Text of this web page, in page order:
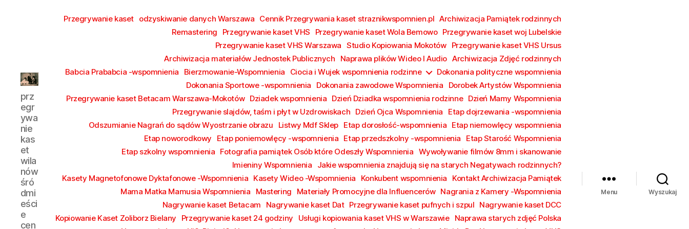
kaset
wilanów
śródmieście
piaseczno
prz
egr
ywa
nie
kas
et
wila
nów
śró
dmi
eści
e
cen
Przegrywanie kaset odzyskiwanie danych Warszawa Cennik Przegrywania kaset straznikwspomnien.pl Archiwizacja Pamiątek rodzinnych
Remastering
Przegrywanie kaset VHS Przegrywanie kaset Wola Bemowo Przegrywanie kaset woj Lubelskie
Przegrywanie kaset VHS Warszawa Studio Kopiowania Mokotów Przegrywanie kaset VHS Ursus
Archiwizacja materiałów Jednostek Publicznych
Naprawa plików Wideo I Audio Archiwizacja Zdjęć rodzinnych
Babcia Prababcia -wspomnienia
Bierzmowanie-Wspomnienia Ciocia i Wujek wspomnienia rodzinne
Dokonania polityczne wspomnienia
Dokonania Sportowe -wspomnienia
Dokonania zawodowe Wspomnienia
Dorobek Artystów Wspomnienia
Przegrywanie kaset Betacam Warszawa-Mokotów Dziadek wspomnienia Dzień Dziadka wspomnienia rodzinne Dzień Mamy Wspomnienia
Przegrywanie slajdów, taśm i płyt w Uzdrowiskach Dzień Ojca Wspomnienia
Etap dojrzewania -wspomnienia
Odszumianie Nagrań do sądów Wyostrzanie obrazu
Listwy Mdf Sklep Etap dorosłość-wspomnienia Etap niemowlęcy wspomnienia
Etap noworodkowy
Etap poniemowlęcy -wspomnienia Etap przedszkolny -wspomnienia
Etap Starość Wspomnienia
Etap szkolny wspomnienia Fotografia pamiątek Osób które Odeszły Wspomnienia Wywoływanie filmów 8mm i skanowanie
Imieniny Wspomnienia
Jakie wspomnienia znajdują się na starych Negatywach rodzinnych?
Kasety Magnetofonowe Dyktafonowe -Wspomnienia Kasety Wideo -Wspomnienia Konkubent wspomnienia
Kontakt Archiwizacja Pamiątek
Mama Matka Mamusia Wspomnienia
Mastering Materiały Promocyjne dla Influencerów Nagrania z Kamery -Wspomnienia
Nagrywanie kaset Betacam
Nagrywanie kaset Dat Przegrywanie kaset pufnych i szpul Nagrywanie kaset DCC
Kopiowanie Kaset Zoliborz Bielany
Przegrywanie kaset 24 godziny Usługi kopiowania kaset VHS w Warszawie Naprawa starych zdjęć Polska
Menu Wyszukaj